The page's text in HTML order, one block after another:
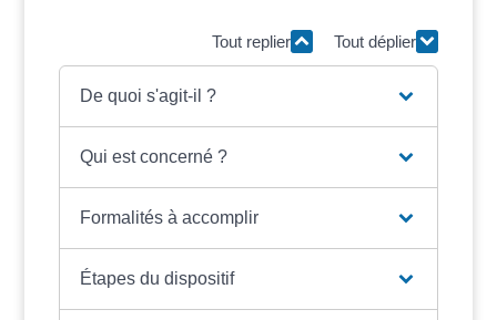
Tout replier Tout déplier
De quoi s'agit-il ?
Qui est concerné ?
Formalités à accomplir
Étapes du dispositif